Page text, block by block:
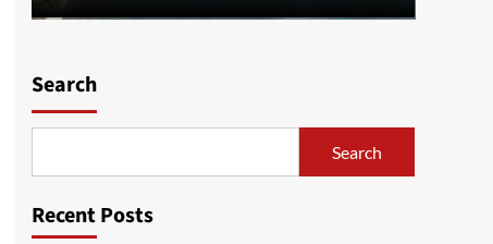
Search
Search
Recent Posts